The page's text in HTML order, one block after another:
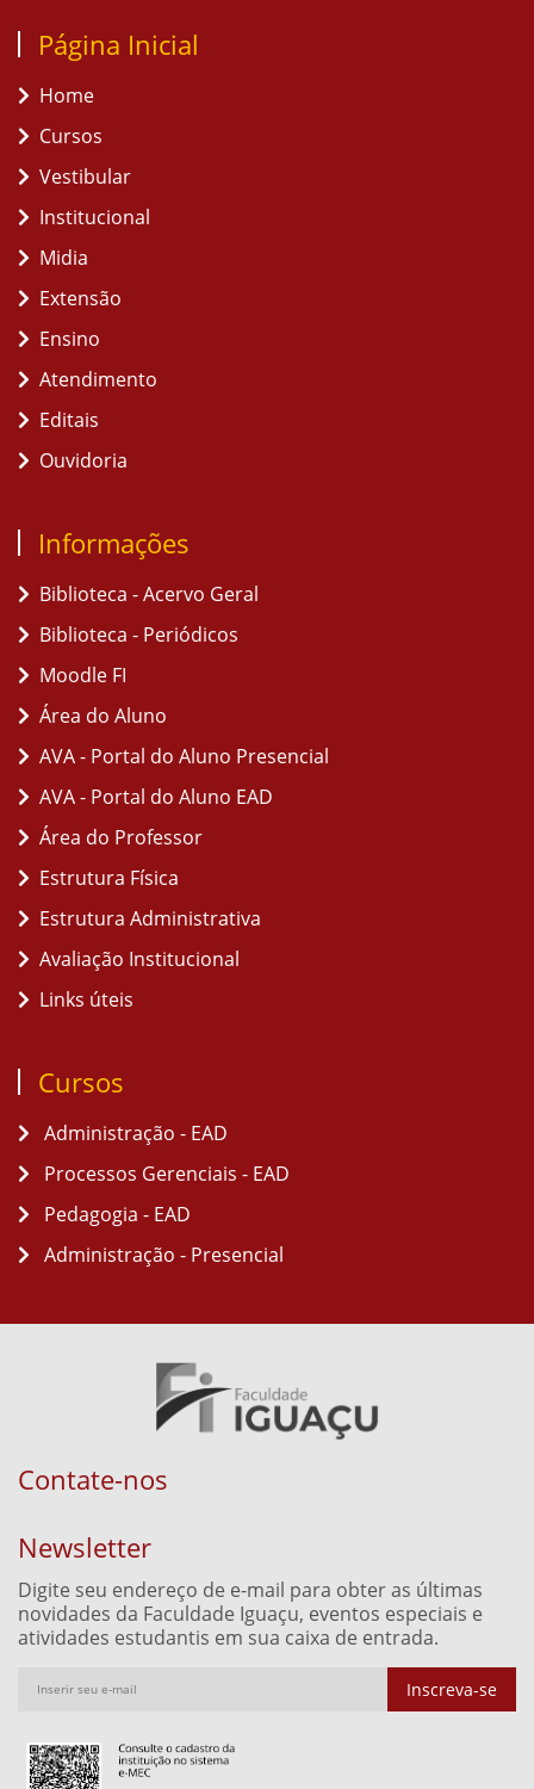
Página Inicial
Home
Cursos
Vestibular
Institucional
Midia
Extensão
Ensino
Atendimento
Editais
Ouvidoria
Informações
Biblioteca - Acervo Geral
Biblioteca - Periódicos
Moodle FI
Área do Aluno
AVA - Portal do Aluno Presencial
AVA - Portal do Aluno EAD
Área do Professor
Estrutura Física
Estrutura Administrativa
Avaliação Institucional
Links úteis
Cursos
Administração - EAD
Processos Gerenciais - EAD
Pedagogia - EAD
Administração - Presencial
Contate-nos
Newsletter
Digite seu endereço de e-mail para obter as últimas
novidades da Faculdade Iguaçu, eventos especiais e
atividades estudantis em sua caixa de entrada.
Inscreva-se